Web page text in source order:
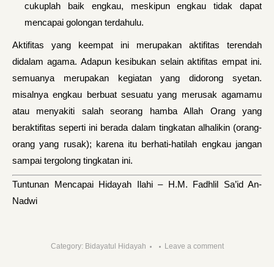
cukuplah baik engkau, meskipun engkau tidak dapat
mencapai golongan terdahulu.
Aktifitas yang keempat ini merupakan aktifitas terendah
didalam agama. Adapun kesibukan selain aktifitas empat ini.
semuanya merupakan kegiatan yang didorong syetan.
misalnya engkau berbuat sesuatu yang merusak agamamu
atau menyakiti salah seorang hamba Allah Orang yang
beraktifitas seperti ini berada dalam tingkatan alhalikin (orang-
orang yang rusak); karena itu berhati-hatilah engkau jangan
sampai tergolong tingkatan ini.
Tuntunan Mencapai Hidayah Ilahi – H.M. Fadhlil Sa’id An-
Nadwi
Category: Bidayatul Hidayah Leave a comment